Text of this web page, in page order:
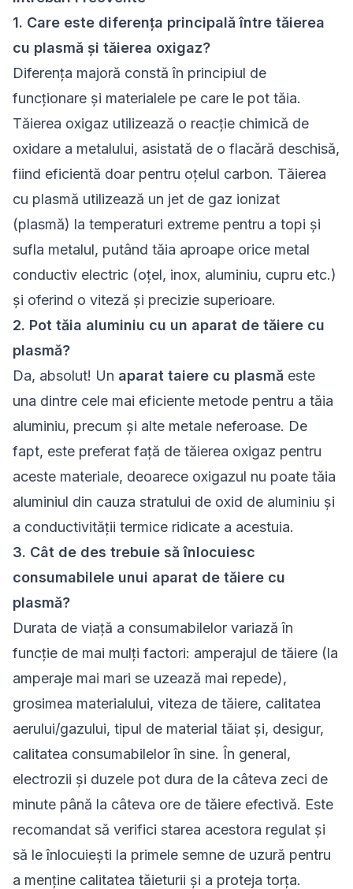
1. Care este diferența principală între tăierea
cu plasmă și tăierea oxigaz?
Diferența majoră constă în principiul de
funcționare și materialele pe care le pot tăia.
Tăierea oxigaz utilizează o reacție chimică de
oxidare a metalului, asistată de o flacără deschisă,
fiind eficientă doar pentru oțelul carbon. Tăierea
cu plasmă utilizează un jet de gaz ionizat
(plasmă) la temperaturi extreme pentru a topi și
sufla metalul, putând tăia aproape orice metal
conductiv electric (oțel, inox, aluminiu, cupru etc.)
și oferind o viteză și precizie superioare.
2. Pot tăia aluminiu cu un aparat de tăiere cu
plasmă?
Da, absolut! Un aparat taiere cu plasmă este
una dintre cele mai eficiente metode pentru a tăia
aluminiu, precum și alte metale neferoase. De
fapt, este preferat față de tăierea oxigaz pentru
aceste materiale, deoarece oxigazul nu poate tăia
aluminiul din cauza stratului de oxid de aluminiu și
a conductivității termice ridicate a acestuia.
3. Cât de des trebuie să înlocuiesc
consumabilele unui aparat de tăiere cu
plasmă?
Durata de viață a consumabilelor variază în
funcție de mai mulți factori: amperajul de tăiere (la
amperaje mai mari se uzează mai repede),
grosimea materialului, viteza de tăiere, calitatea
aerului/gazului, tipul de material tăiat și, desigur,
calitatea consumabilelor în sine. În general,
electrozii și duzele pot dura de la câteva zeci de
minute până la câteva ore de tăiere efectivă. Este
recomandat să verifici starea acestora regulat și
să le înlocuiești la primele semne de uzură pentru
a menține calitatea tăieturii și a proteja torța.